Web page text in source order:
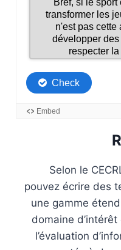
Selon le
pouvez écrire des
une gamme
domaine
l’évaluation